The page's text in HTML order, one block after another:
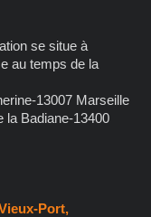
se situe à
au temps de la
13007 Marseille
la Badiane-13400
Port,